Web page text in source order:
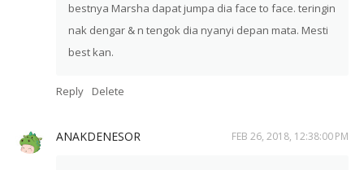
bestnya Marsha dapat jumpa dia face to face. teringin
nak dengar & n tengok dia nyanyi depan mata. Mesti
best kan.
Reply Delete
ANAKDENESOR FEB 26, 2018, 12:38:00 PM